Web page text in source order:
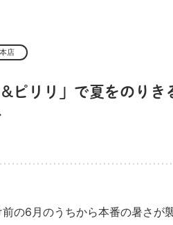
店
&ピリリ」で夏をのり
の6月のうちから本番の暑さが